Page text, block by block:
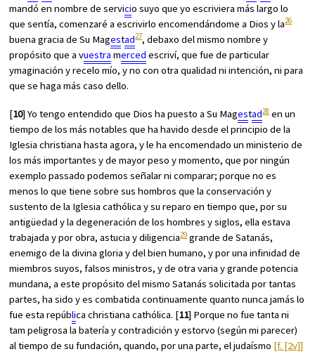
mandó en nombre de servicio suyo que yo escriviera más largo lo
que sentía, comenzaré a escrivirlo encomendándome a Dios y la26
buena gracia de Su Magestad27, debaxo del mismo nombre y
propósito que a vuestra merced escriví, que fue de particular
ymaginación y recelo mío, y no con otra qualidad ni intención, ni para
que se haga más caso dello.
[10] Yo tengo entendido que Dios ha puesto a Su Magestad28en un
tiempo de los más notables que ha havido desde el principio de la
Iglesia christiana hasta agora, y le ha encomendado un ministerio de
los más importantes y de mayor peso y momento, que por ningún
exemplo passado podemos señalar ni comparar; porque no es
menos lo que tiene sobre sus hombros que la conservación y
sustento de la Iglesia cathólica y su reparo en tiempo que, por su
antigüedad y la degeneración de los hombres y siglos, ella estava
trabajada y por obra, astucia y diligencia29grande de Satanás,
enemigo de la divina gloria y del bien humano, y por una infinidad de
miembros suyos, falsos ministros, y de otra varia y grande potencia
mundana, a este propósito del mismo Satanás solicitada por tantas
partes, ha sido y es combatida continuamente quanto nunca jamás lo
fue esta república christiana cathólica. [11] Porque no fue tanta ni
tam peligrosa la batería y contradición y estorvo (según mi parecer)
al tiempo de su fundación, quando, por una parte, el judaísmo [f. [2v]]